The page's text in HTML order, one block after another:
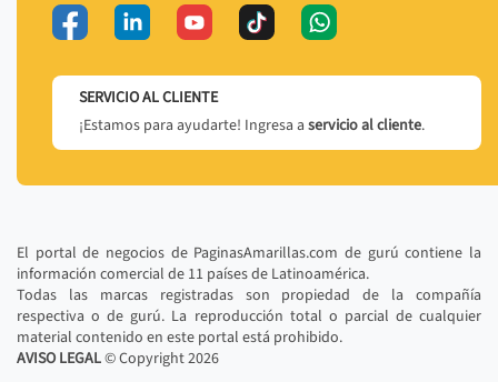
SERVICIO AL CLIENTE
¡Estamos para ayudarte! Ingresa a servicio al cliente.
El portal de negocios de PaginasAmarillas.com de gurú contiene la
información comercial de 11 países de Latinoamérica.
Todas las marcas registradas son propiedad de la compañía
respectiva o de gurú. La reproducción total o parcial de cualquier
material contenido en este portal está prohibido.
AVISO LEGAL© Copyright2026